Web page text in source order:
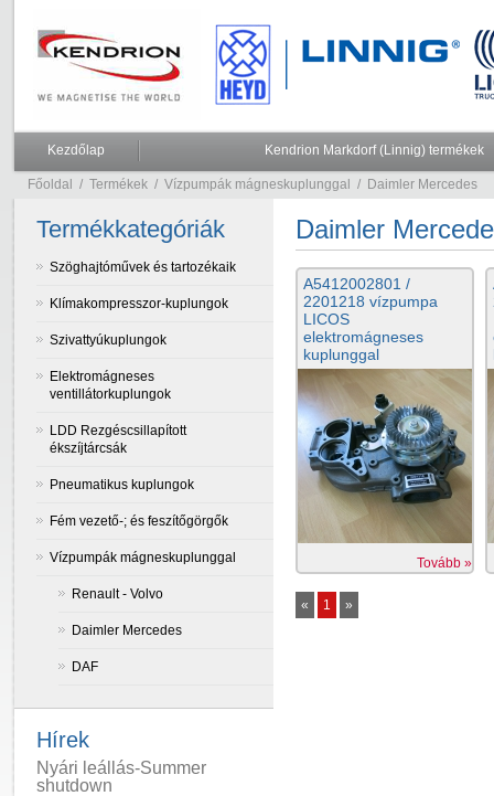
Kezdőlap Kendrion Markdorf (Linnig) termékek
Főoldal / Termékek / Vízpumpák mágneskuplunggal / Daimler Mercedes
Termékkategóriák
Szöghajtóművek és tartozékaik
Klímakompresszor-kuplungok
Szivattyúkuplungok
Elektromágneses
ventillátorkuplungok
LDD Rezgéscsillapított
ékszíjtárcsák
Pneumatikus kuplungok
Fém vezető-; és feszítőgörgők
Vízpumpák mágneskuplunggal
Renault - Volvo
Daimler Mercedes
DAF
Hírek
Nyári leállás-Summer
shutdown
Daimler
A5412002801 /
2201218 vízpumpa
LICOS
elektromágneses
kuplunggal
Tovább »
« 1 »